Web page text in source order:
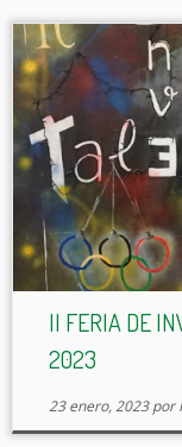
II FERIA DE
2023
23 enero, 2023 por